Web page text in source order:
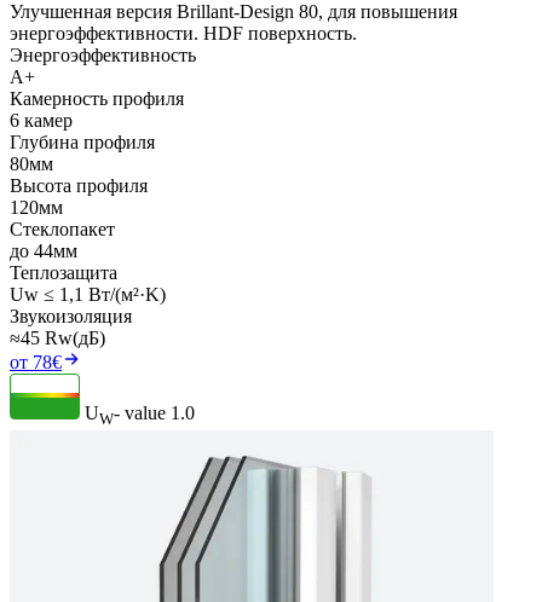
Улучшенная версия Brillant-Design 80, для повышения
энергоэффективности. HDF поверхность.
Энергоэффективность
A+
Камерность профиля
6 камер
Глубина профиля
80мм
Высота профиля
120мм
Стеклопакет
до 44мм
Теплозащита
Uw ≤ 1,1 Вт/(м²·K)
Звукоизоляция
≈45 Rw(дБ)
от 78€
UW- value 1.0